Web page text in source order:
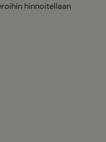
hinnoitellaan